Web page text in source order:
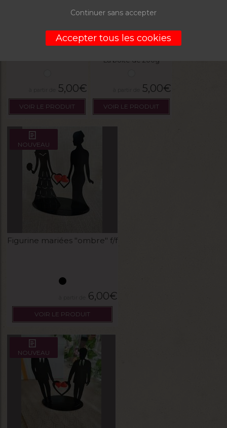
Figurine mariés h/h
5,00€
VOIR LE PRODUIT
Figurine mariées f/f
La boite de 200g
5,00€
VOIR LE PRODUIT
NOUVEAU
Figurine mariées "ombre" f/f
6,00€
VOIR LE PRODUIT
NOUVEAU
Continuer sans accepter
Accepter tous les cookies